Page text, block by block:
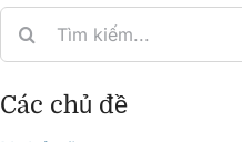
Các chủ đề